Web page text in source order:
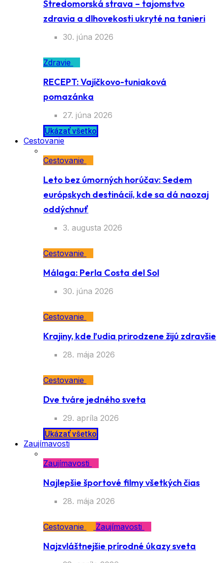
Stredomorská strava – tajomstvo
zdravia a dlhovekosti ukryté na tanieri
30. júna 2026
Zdravie
RECEPT: Vajíčkovo-tuniaková
pomazánka
27. júna 2026
Ukázať všetko
Cestovanie
Cestovanie
Leto bez úmorných horúčav: Sedem
európskych destinácií, kde sa dá naozaj
oddýchnuť
3. augusta 2026
Cestovanie
Málaga: Perla Costa del Sol
30. júna 2026
Cestovanie
Krajiny, kde ľudia prirodzene žijú zdravšie
28. mája 2026
Cestovanie
Dve tváre jedného sveta
29. apríla 2026
Ukázať všetko
Zaujímavosti
Zaujímavosti
Najlepšie športové filmy všetkých čias
28. mája 2026
Cestovanie Zaujímavosti
Najzvláštnejšie prírodné úkazy sveta